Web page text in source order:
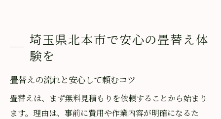
埼玉県北本市で安心の畳替え体
験を
畳替えの流れと安心して頼むコツ
畳替えは、まず無料見積もりを依頼することから始まり
ます。理由は、事前に費用や作業内容が明確になるた